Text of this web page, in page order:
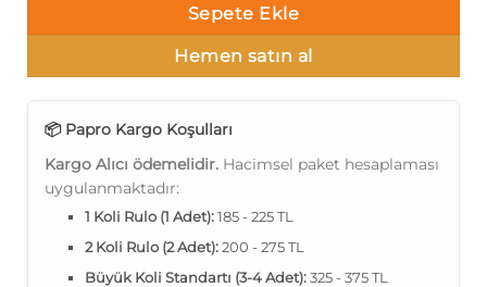
Sepete Ekle
Hemen satın al
📦 Papro Kargo Koşulları
Kargo Alıcı ödemelidir. Hacimsel paket hesaplaması
uygulanmaktadır:
1 Koli Rulo (1 Adet):185 - 225 TL
2 Koli Rulo (2 Adet):200 - 275 TL
Büyük Koli Standartı (3-4 Adet):325 - 375 TL